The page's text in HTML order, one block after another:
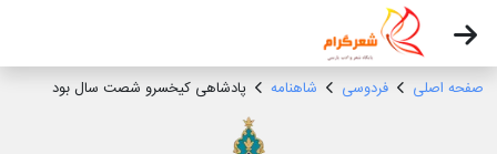
صفحه اصلی فردوسی شاهنامه پادشاهی کیخسرو شصت سال بود